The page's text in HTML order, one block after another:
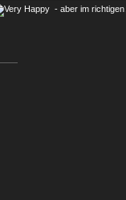
- aber im